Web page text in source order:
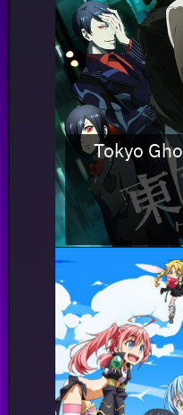
Tokyo